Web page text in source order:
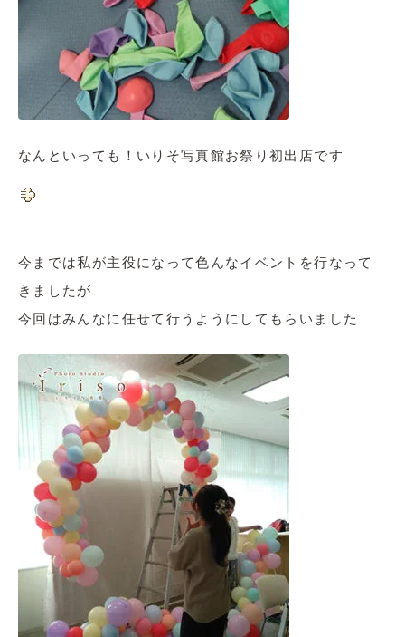
なんといっても！いりそ写真館お祭り初出店です
今までは私が主役になって色んなイベントを行なって
きましたが
今回はみんなに任せて行うようにしてもらいました